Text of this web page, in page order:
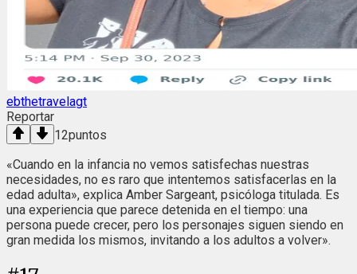
ebthetravelagt
Reportar
12puntos
«Cuando en la infancia no vemos satisfechas nuestras
necesidades, no es raro que intentemos satisfacerlas en la
edad adulta», explica Amber Sargeant, psicóloga titulada. Es
una experiencia que parece detenida en el tiempo: una
persona puede crecer, pero los personajes siguen siendo en
gran medida los mismos, invitando a los adultos a volver».